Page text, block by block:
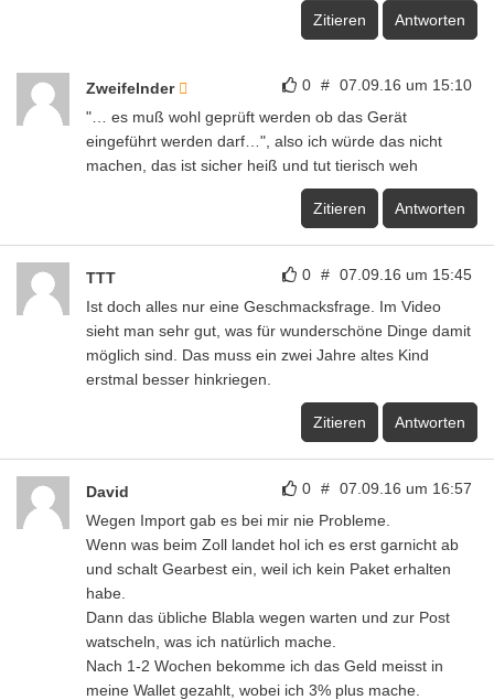
Zitieren Antworten
0 # 07.09.16 um 15:10
Zweifelnder
"… es muß wohl geprüft werden ob das Gerät
eingeführt werden darf…", also ich würde das nicht
machen, das ist sicher heiß und tut tierisch weh
Zitieren Antworten
0 # 07.09.16 um 15:45
TTT
Ist doch alles nur eine Geschmacksfrage. Im Video
sieht man sehr gut, was für wunderschöne Dinge damit
möglich sind. Das muss ein zwei Jahre altes Kind
erstmal besser hinkriegen.
Zitieren Antworten
0 # 07.09.16 um 16:57
David
Wegen Import gab es bei mir nie Probleme.
Wenn was beim Zoll landet hol ich es erst garnicht ab
und schalt Gearbest ein, weil ich kein Paket erhalten
habe.
Dann das übliche Blabla wegen warten und zur Post
watscheln, was ich natürlich mache.
Nach 1-2 Wochen bekomme ich das Geld meisst in
meine Wallet gezahlt, wobei ich 3% plus mache.